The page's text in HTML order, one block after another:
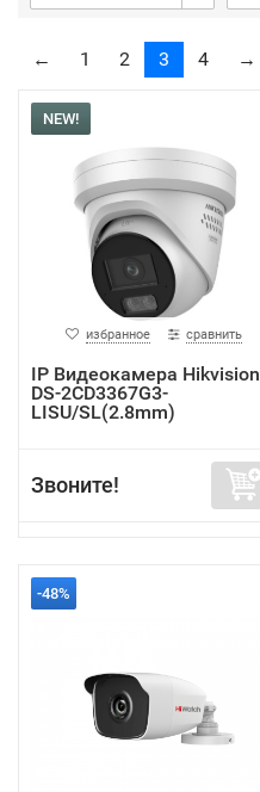
← 1 2 3 4 →
NEW!
избранное сравнить
IP Видеокамера Hikvision
DS-2CD3367G3-
LISU/SL(2.8mm)
Звоните!
-48%